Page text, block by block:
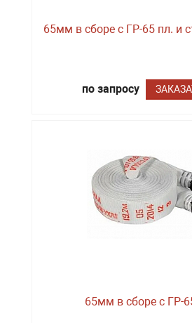
65мм в сборе с ГР-65 пл. и
по запросу
65мм в сборе с ГР-